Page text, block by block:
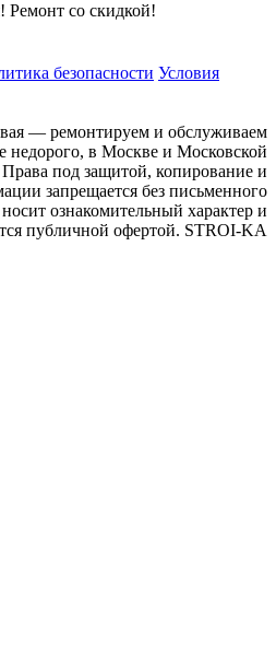
со скидкой!
безопасности Условия
— ремонтируем и обслуживаем
недорого, в Москве и Московской
под защитой, копирование и
запрещается без письменного
ознакомительный характер и
публичной офертой. STROI-KA